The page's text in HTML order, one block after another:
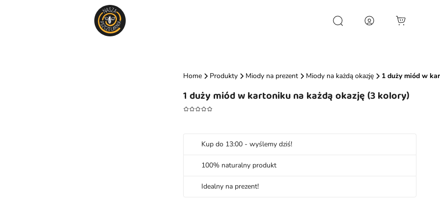
Wyszukiwarka
produktów
1 duży miód w kartoniku na każdą okazję (3 kolory)
Home Produkty Miody na prezent Miody na każdą okazję 1 duży miód w
Kup do 13:00 - wyślemy dziś!
100% naturalny produkt
Idealny na prezent!